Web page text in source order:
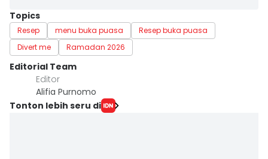
Topics
Resep menu buka puasa
Resep buka puasa
Divert me
Ramadan 2026
Editorial Team
Editor
Alifia Purnomo
Tonton lebih seru di